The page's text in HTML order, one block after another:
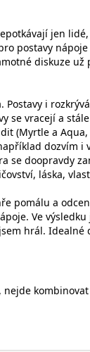
jen
postavy
diskuze
i
se vracejí a
(Myrtle a
dozvím i
se doopravdy
láska,
pomálu a
Ve
hrál.